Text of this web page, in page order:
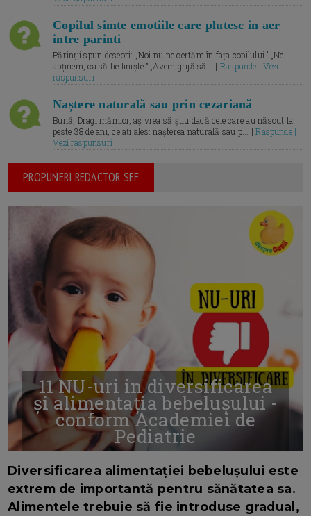
Copilul simte emotiile care plutesc in aer
intre parinti
Părinții spun deseori: „Noi nu ne certăm în fața copilului.” „Ne
abținem, ca să fie liniște.” „Avem grijă să... | Raspunde | Vezi
raspunsuri
Naștere naturală sau prin cezariană
Bună, Dragi mămici, aș vrea să știu dacă cele care au născut la
peste 38 de ani, ce ați ales: nașterea naturală sau p... |Raspunde |
Vezi raspunsuri
PROPUNERI REDACTOR SEF
11 NU-uri in diversificarea
și alimentația bebelușului -
conform Academiei de
Pediatrie
Diversificarea alimentației bebelușului este
extrem de importantă pentru sănătatea sa.
Alimentele trebuie să fie introduse gradual,